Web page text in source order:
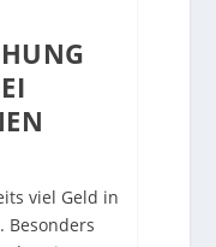
viel Geld in
Besonders